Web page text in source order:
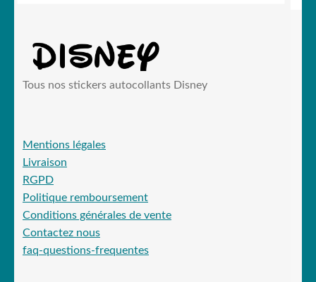
Tous nos stickers autocollants Disney
Mentions légales
Livraison
RGPD
Politique remboursement
Conditions générales de vente
Contactez nous
faq-questions-frequentes